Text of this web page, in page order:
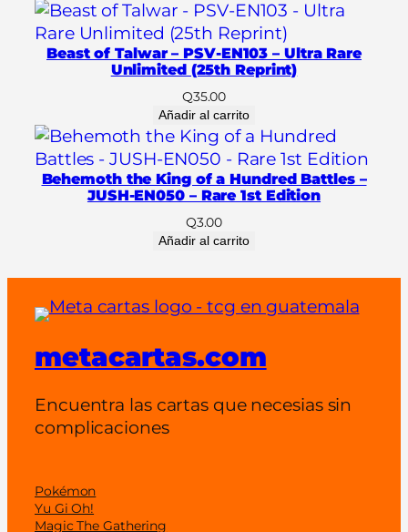
y
C
e
c
i
a
L
C
)
c
Beast of Talwar – PSV-EN103 – Ultra Rare
Unlimited (25th Reprint)
Q35.00
Añadir al carrito
Behemoth the King of a Hundred Battles –
JUSH-EN050 – Rare 1st Edition
Q3.00
Añadir al carrito
metacartas.com
Encuentra las cartas que necesias sin
complicaciones
Pokémon
Yu Gi Oh!
Magic The Gathering